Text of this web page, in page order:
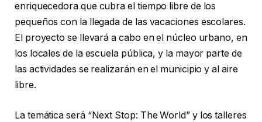
enriquecedora que cubra el tiempo libre de los
pequeños con la llegada de las vacaciones escolares.
El proyecto se llevará a cabo en el núcleo urbano, en
los locales de la escuela pública, y la mayor parte de
las actividades se realizarán en el municipio y al aire
libre.
La temática será “Next Stop: The World” y los talleres